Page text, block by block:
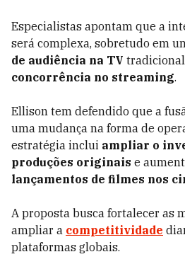
Especialistas apontam que a
será complexa, sobretudo em
de audiência na TV
concorrência no streaming.
Ellison tem defendido que a
uma mudança na forma de
estratégia inclui ampliar o
produções originais e
lançamentos de filmes nos
A proposta busca fortalecer as
ampliar a competitividade
plataformas globais.